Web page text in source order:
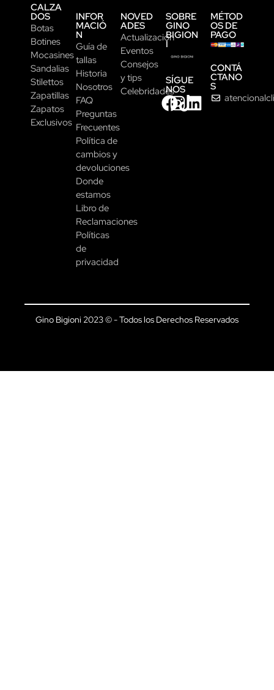
CALZA
DOS
Botas
Botines
Mocasines
Sandalias
Stilettos
Zapatillas
Zapatos
Exclusivos
INFOR
MACIÓ
N
Guía de
tallas
Historia
Nosotros
FAQ
Preguntas
Frecuentes
Política de
cambios y
devoluciones
Donde
estamos
Libro de
Reclamaciones
Políticas
de
privacidad
NOVED
ADES
Actualización
Eventos
Consejos
y tips
Celebridades
SOBRE
GINO
BIGION
I
SÍGUE
NOS
MÉTOD
OS DE
PAGO
CONTÁ
CTANO
S
Gino Bigioni 2023 © - Todos los Derechos Reservados